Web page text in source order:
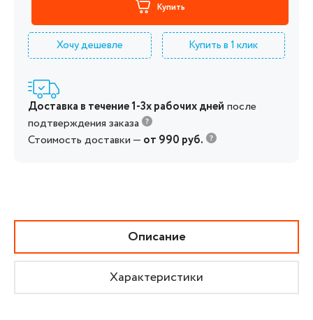
Купить
Хочу дешевле Купить в 1 клик
Доставка в течение 1-3х рабочих дней после
подтверждения заказа
Стоимость доставки — от 990 руб.
Описание
Характеристики